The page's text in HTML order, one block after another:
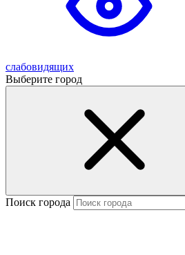
слабовидящих
Выберите город
Поиск города